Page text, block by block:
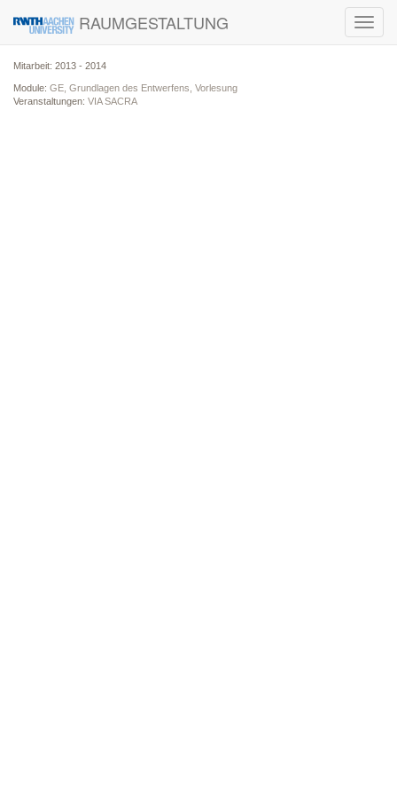
RAUMGESTALTUNG
Mitarbeit: 2013 - 2014
Module: GE, Grundlagen des Entwerfens, Vorlesung
Veranstaltungen: VIA SACRA